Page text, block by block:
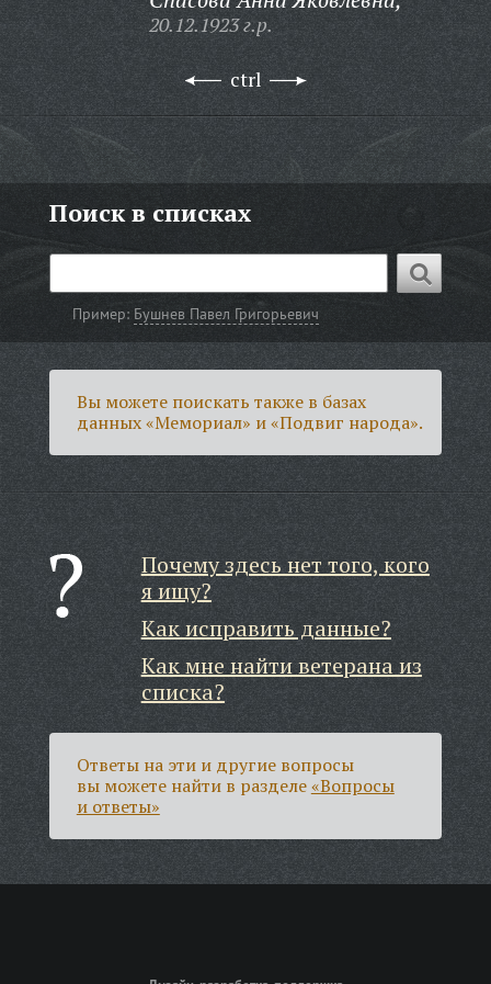
20.12.1923 г.р.
ctrl
Поиск в списках
Пример: Бушнев Павел Григорьевич
Вы можете поискать также в базах
данных «Мемориал» и «Подвиг народа».
Почему здесь нет того, кого
я ищу?
Как исправить данные?
Как мне найти ветерана из
списка?
Ответы на эти и другие вопросы
вы можете найти в разделе«Вопросы
и ответы»